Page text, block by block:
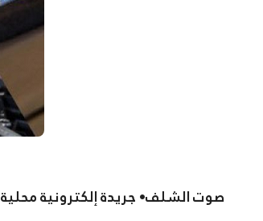
صوت الشلف• جريدة إلكترونية محلية